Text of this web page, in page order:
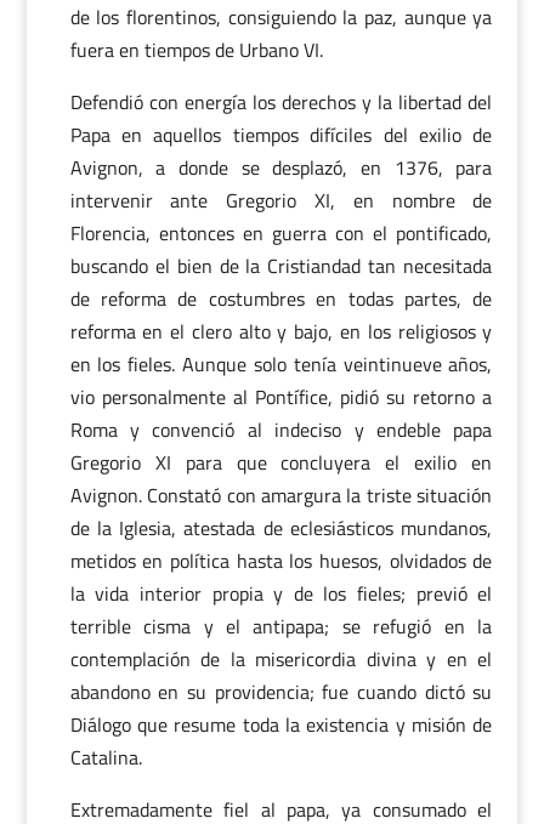
de los florentinos, consiguiendo la paz, aunque ya
fuera en tiempos de Urbano VI.
Defendió con energía los derechos y la libertad del
Papa en aquellos tiempos difíciles del exilio de
Avignon, a donde se desplazó, en 1376, para
intervenir ante Gregorio XI, en nombre de
Florencia, entonces en guerra con el pontificado,
buscando el bien de la Cristiandad tan necesitada
de reforma de costumbres en todas partes, de
reforma en el clero alto y bajo, en los religiosos y
en los fieles. Aunque solo tenía veintinueve años,
vio personalmente al Pontífice, pidió su retorno a
Roma y convenció al indeciso y endeble papa
Gregorio XI para que concluyera el exilio en
Avignon. Constató con amargura la triste situación
de la Iglesia, atestada de eclesiásticos mundanos,
metidos en política hasta los huesos, olvidados de
la vida interior propia y de los fieles; previó el
terrible cisma y el antipapa; se refugió en la
contemplación de la misericordia divina y en el
abandono en su providencia; fue cuando dictó su
Diálogo que resume toda la existencia y misión de
Catalina.
Extremadamente fiel al papa, ya consumado el